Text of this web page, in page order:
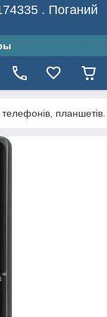
. Поганий
планшетів.